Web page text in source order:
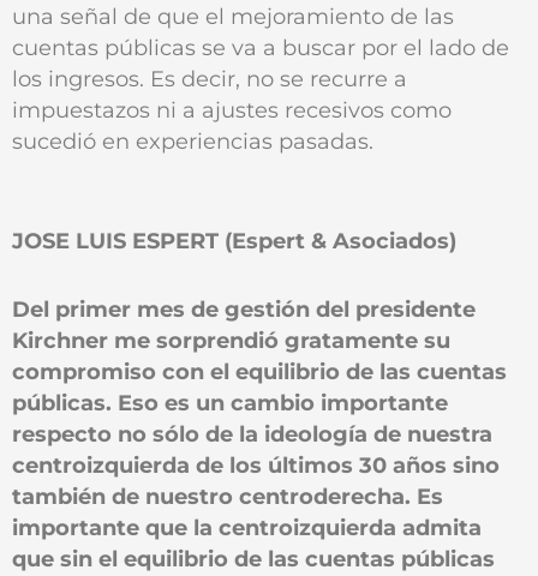
una señal de que el mejoramiento de las
cuentas públicas se va a buscar por el lado de
los ingresos. Es decir, no se recurre a
impuestazos ni a ajustes recesivos como
sucedió en experiencias pasadas.
JOSE LUIS ESPERT (Espert & Asociados)
Del primer mes de gestión del presidente
Kirchner me sorprendió gratamente su
compromiso con el equilibrio de las cuentas
públicas. Eso es un cambio importante
respecto no sólo de la ideología de nuestra
centroizquierda de los últimos 30 años sino
también de nuestro centroderecha. Es
importante que la centroizquierda admita
que sin el equilibrio de las cuentas públicas